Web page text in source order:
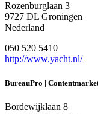
Rozenburglaan 3
9727 DL Groningen
Nederland
050 520 5410
http://www.yacht.nl/
BureauPro |
Bordewijklaan 8